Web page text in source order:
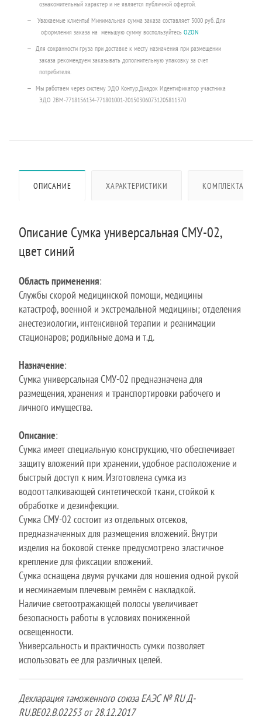
ознакомительный характер и не является публичной офертой.
Уважаемые клиенты! Минимальная сумма заказа составляет 3000 руб. Для
оформления заказа на меньшую сумму воспользуйтесь OZON
Для сохранности груза при доставке к месту назначения при размещении
заказа рекомендуем заказывать дополнительную упаковку за счет
потребителя.
Мы работаем через систему ЭДО Контур.Диадок Идентификатор участника
ЭДО 2BM-7718156134-771801001-201503060731205811370
ОПИСАНИЕ ХАРАКТЕРИСТИКИ КОМПЛЕКТАЦИЯ
Описание Сумка универсальная СМУ-02,
цвет синий
Область применения:
Службы скорой медицинской помощи, медицины
катастроф, военной и экстремальной медицины; отделения
анестезиологии, интенсивной терапии и реанимации
стационаров; родильные дома и т.д.
Назначение:
Сумка универсальная СМУ-02 предназначена для
размещения, хранения и транспортировки рабочего и
личного имущества.
Описание:
Сумка имеет специальную конструкцию, что обеспечивает
защиту вложений при хранении, удобное расположение и
быстрый доступ к ним. Изготовлена сумка из
водоотталкивающей синтетической ткани, стойкой к
обработке и дезинфекции.
Сумка СМУ-02 состоит из отдельных отсеков,
предназначенных для размещения вложений. Внутри
изделия на боковой стенке предусмотрено эластичное
крепление для фиксации вложений.
Сумка оснащена двумя ручками для ношения одной рукой
и несминаемым плечевым ремнём с накладкой.
Наличие светоотражающей полосы увеличивает
безопасность работы в условиях пониженной
освещенности.
Универсальность и практичность сумки позволяет
использовать ее для различных целей.
Декларация таможенного союза ЕАЭС № RU Д-
RU.ВЕ02.В.02253 от 28.12.2017